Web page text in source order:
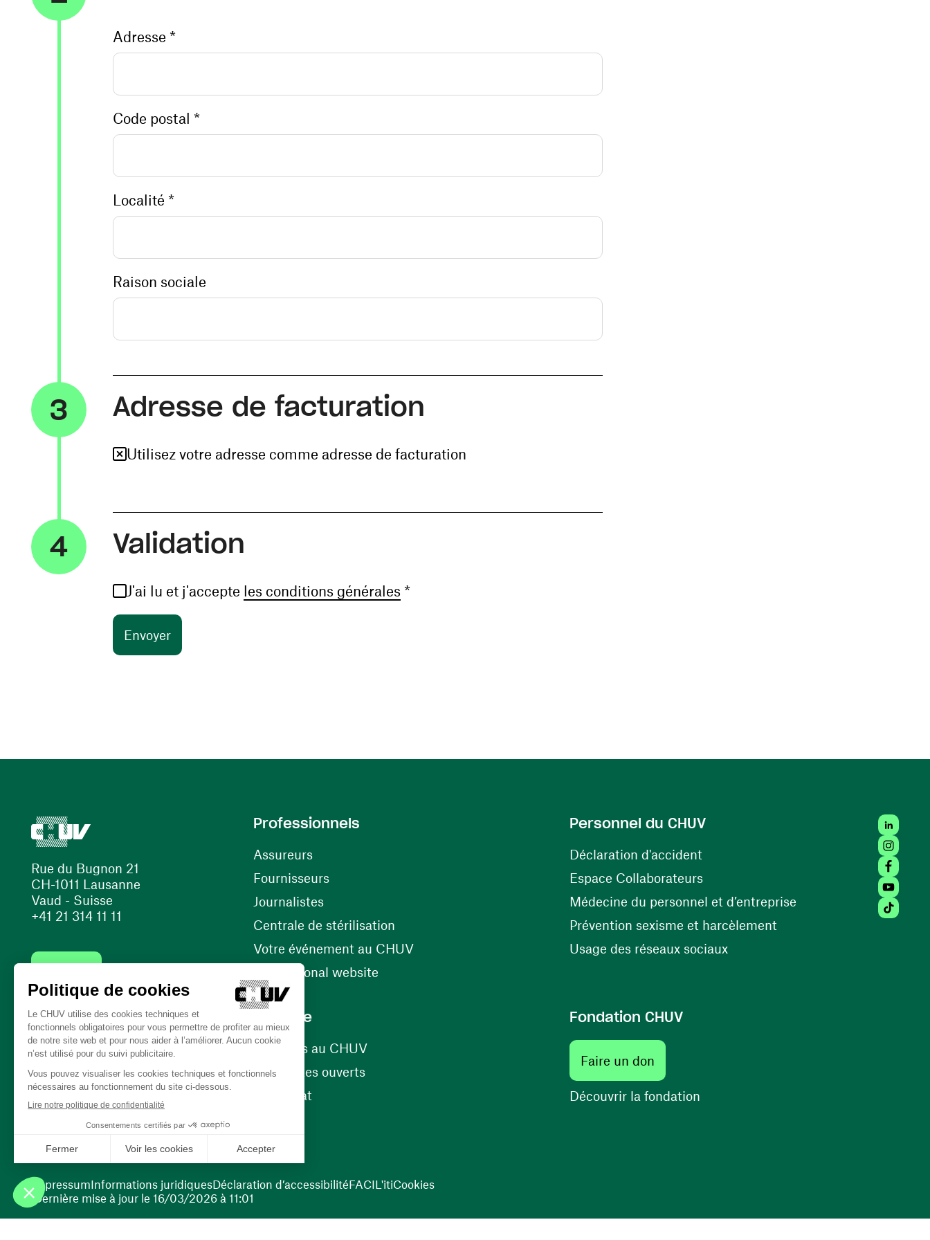
Adresse *
Code postal *
Localité *
Raison sociale
3 Adresse de facturation
Utilisez votre adresse comme adresse de facturation
4 Validation
J'ai lu et j'accepte les conditions générales (ouvre une nouvelle fenêtre)
*
Rue du Bugnon 21
CH-1011 Lausanne
Vaud - Suisse
+41 21 314 11 11
(ouvre une nouvelle fenêtre)
(ouvre une nouvelle fenêtre)
Professionnels
Assureurs
Fournisseurs(ouvre une nouvelle fenêtre)
Journalistes
Centrale de stérilisation
Votre événement au CHUV(ouvre une nouvelle fenêtre)
International website
Personnel du CHUV
Déclaration d'accident(ouvre une nouvelle fenêtre)
Espace Collaborateurs(ouvre une nouvelle fenêtre)
Médecine du personnel et d’entreprise(ouvre une nouvelle
Prévention sexisme et harcèlement(ouvre une nouvelle
Usage des réseaux sociaux(ouvre une nouvelle fenêtre)
Carrière
Carrières au CHUV(ouvre une nouvelle fenêtre)
Nos postes ouverts(ouvre une nouvelle fenêtre)
Bénévolat
Fondation CHUV
Faire un don(ouvre une nouvelle fenêtre)
Découvrir la fondation(ouvre une nouvelle fenêtre)
Tiktok
Dernière mise à jour le 16/03/2026 à 11:01
ImpressumInformations juridiquesDéclaration d’accessibilitéFACIL'itiCookies